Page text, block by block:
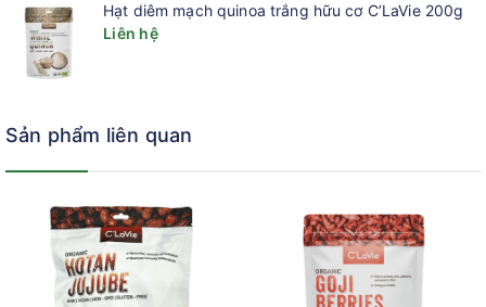
Hạt diêm mạch quinoa trắng hữu cơ C’LaVie 200g
Liên hệ
Sản phẩm liên quan